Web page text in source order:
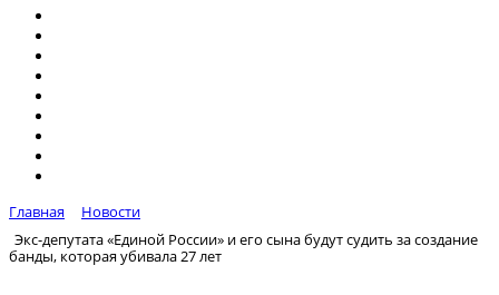
Главная
Новости
Экс-депутата «Единой России» и его сына будут судить за создание
банды, которая убивала 27 лет